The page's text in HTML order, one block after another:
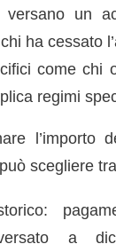
versano un
ha cessato
come chi
regimi
l’importo
scegliere
a